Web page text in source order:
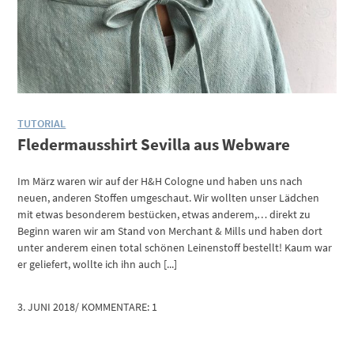
TUTORIAL
Fledermausshirt Sevilla aus Webware
Im März waren wir auf der H&H Cologne und haben uns nach
neuen, anderen Stoffen umgeschaut. Wir wollten unser Lädchen
mit etwas besonderem bestücken, etwas anderem,… direkt zu
Beginn waren wir am Stand von Merchant & Mills und haben dort
unter anderem einen total schönen Leinenstoff bestellt! Kaum war
er geliefert, wollte ich ihn auch [...]
3. JUNI 2018/ KOMMENTARE: 1